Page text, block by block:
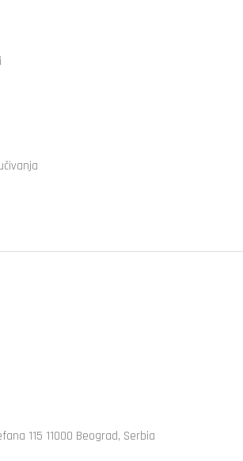
115 11000 Beograd, Serbia